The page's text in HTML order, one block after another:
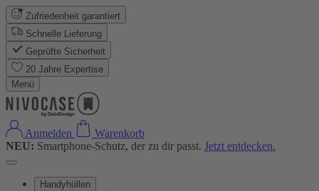
Zufriedenheit garantiert
Schnelle Lieferung
Geprüfte Sicherheit
20 Jahre Expertise
Menü
Anmelden
Warenkorb
NEU: Smartphone-Schutz, der zu dir passt. Jetzt entdecken.
Handyhüllen